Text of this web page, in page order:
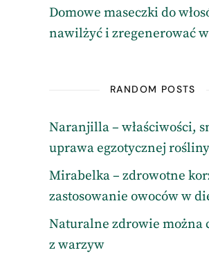
Domowe maseczki do
nawilżyć i zregenerować
RANDOM POSTS
Naranjilla – właściwości,
uprawa egzotycznej rośliny
Mirabelka – zdrowotne
zastosowanie owoców w
Naturalne zdrowie można
z warzyw